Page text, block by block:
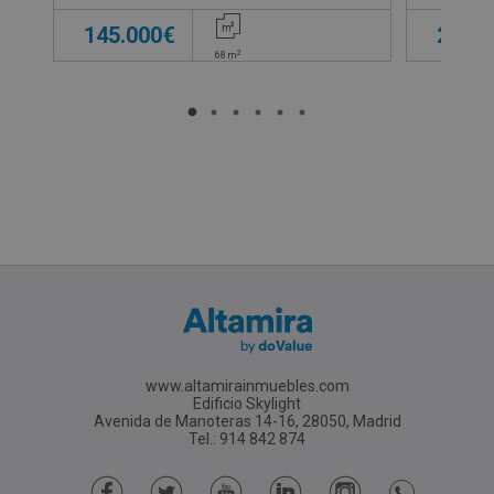
145.000€
68 m2
www.altamirainmuebles.com
Edificio Skylight
Avenida de Manoteras 14-16, 28050, Madrid
Tel.: 914 842 874